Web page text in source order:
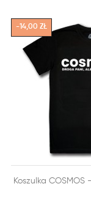
DODAJ DO
Koszulka
-14,00 ZŁ